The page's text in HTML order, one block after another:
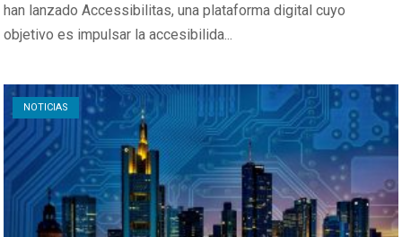
han lanzado Accessibilitas, una plataforma digital cuyo
objetivo es impulsar la accesibilida...
NOTICIAS
Open post